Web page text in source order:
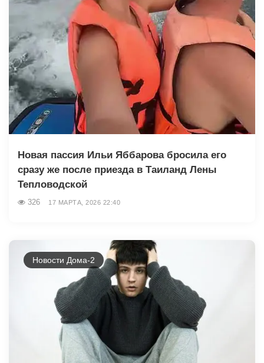
Новая пассия Ильи Яббарова бросила его
сразу же после приезда в Таиланд Лены
Тепловодской
326 17 МАРТА, 2026 22:40
Новости Дома-2